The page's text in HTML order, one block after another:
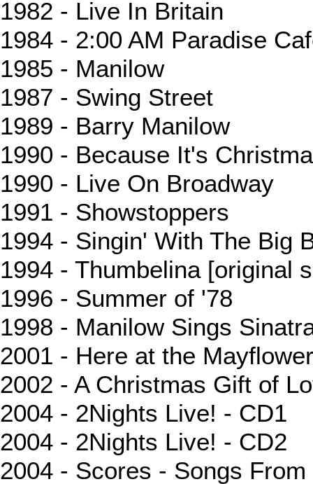
1982 - Live In Britain
1984 - 2:00 AM Paradise
1985 - Manilow
1987 - Swing Street
1989 - Barry Manilow
1990 - Because It's
1990 - Live On Broadway
1991 - Showstoppers
1994 - Singin' With The Big
1994 - Thumbelina [original
1996 - Summer of '78
1998 - Manilow Sings
2001 - Here at the Mayflower
2002 - A Christmas Gift of
2004 - 2Nights Live! - CD1
2004 - 2Nights Live! - CD2
2004 - Scores - Songs